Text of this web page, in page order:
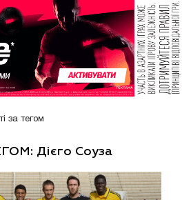
за тегом
Дієго Соуза